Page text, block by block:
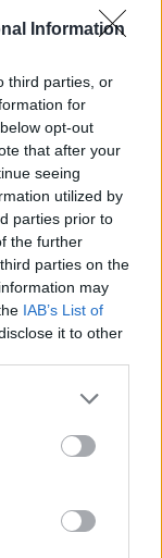
Information
third parties, or
for
opt-out
that after your
seeing
utilized by
parties prior to
the further
parties on the
may
IAB’s List of
it to other
importanti
rete UMTS e che
dell’offerta,
Key 7.2, un
lavoro in mobilità.
navigazione
Key 7.2 include
per salvare e
un pacchetto di
Posta Elettronica,
PC alle principali